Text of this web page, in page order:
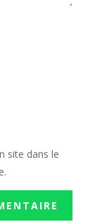
site dans le